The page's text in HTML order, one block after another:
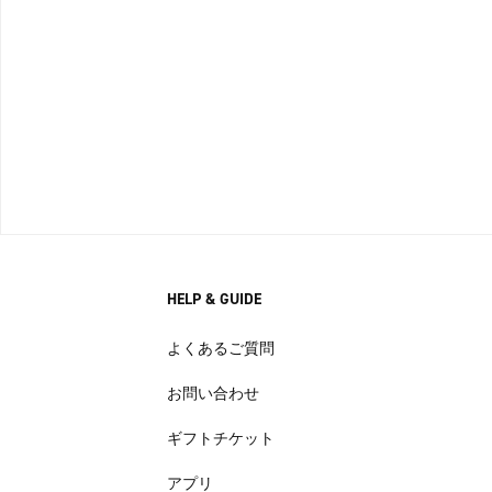
HELP & GUIDE
よくあるご質問
お問い合わせ
ギフトチケット
アプリ